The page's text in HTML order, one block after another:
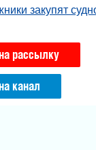
закупят
рассылку
канал